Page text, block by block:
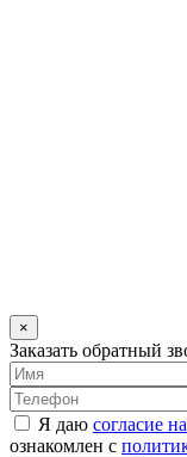
×
Заказать обратный
Я даю согласие
ознакомлен с